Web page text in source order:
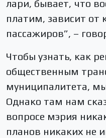
лари, бывает, что
платим, зависит от
пассажиров”, –
Чтобы узнать, как
общественным
муниципалитета,
Однако там нам
вопросе мэрия
планов никаких не